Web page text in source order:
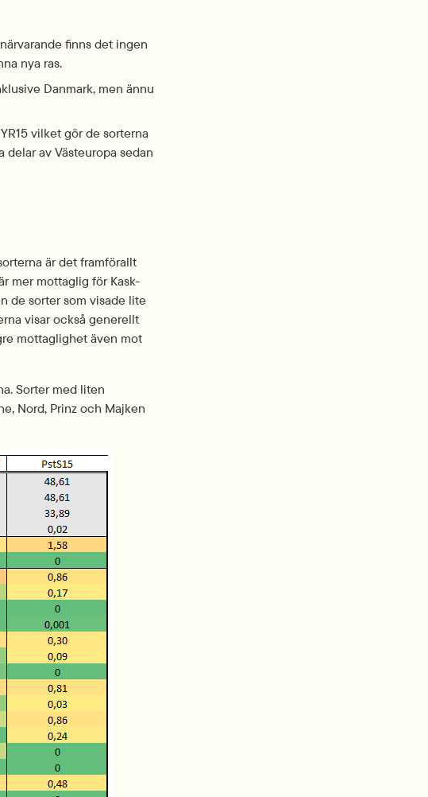
finns det ingen
nya ras.
Danmark, men ännu
vilket gör de sorterna
delar av Västeuropa sedan
är det framförallt
mer mottaglig för Kask-
de sorter som visade lite
visar också generellt
mottaglighet även mot
Sorter med liten
Nord, Prinz och Majken